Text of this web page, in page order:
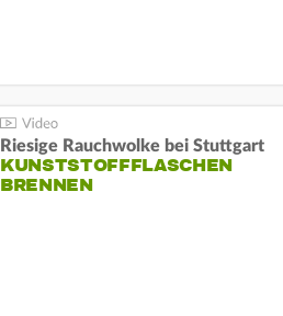
Riesige Rauchwolke bei Stuttgart
KUNSTSTOFFFLASCHEN
BRENNEN